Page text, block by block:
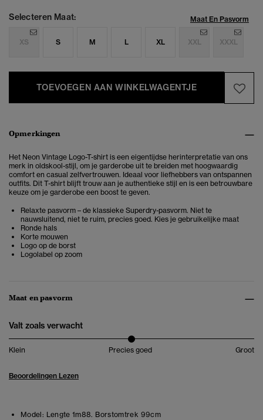
Selecteren Maat: Maat En Pasvorm
XS S M L XL XXL XXXL
TOEVOEGEN AAN WINKELWAGENTJE
Opmerkingen
Het Neon Vintage Logo-T-shirt is een eigentijdse herinterpretatie van ons
merk in oldskool-stijl, om je garderobe uit te breiden met hoogwaardig
comfort en casual zelfvertrouwen. Ideaal voor liefhebbers van ontspannen
outfits. Dit T-shirt blijft trouw aan je authentieke stijl en is een betrouwbare
keuze om je garderobe een boost te geven.
Relaxte pasvorm – de klassieke Superdry-pasvorm. Niet te
nauwsluitend, niet te ruim, precies goed. Kies je gebruikelijke maat
Ronde hals
Korte mouwen
Logo op de borst
Logolabel op zoom
Maat en pasvorm
Valt zoals verwacht
Klein Precies goed Groot
Beoordelingen Lezen
Model: Lengte 1m88. Borstomtrek 99cm